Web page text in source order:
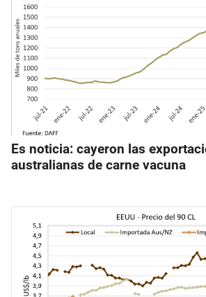
Es noticia: cayeron las
australianas de carne vacuna